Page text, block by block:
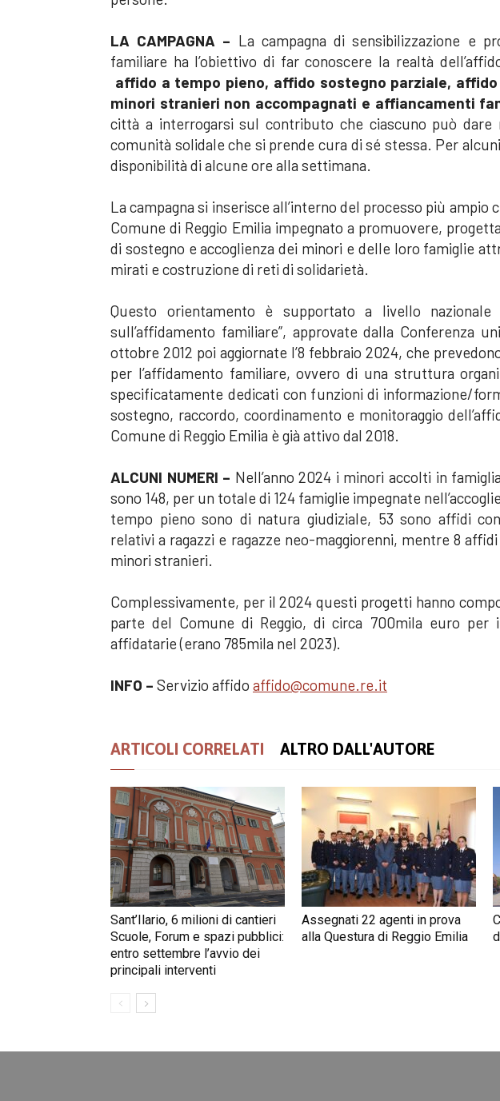
LA CAMPAGNA – La campagna di sensibilizzazione e
familiare ha l’obiettivo di far conoscere la realtà
affido a tempo pieno, affido sostegno parziale,
minori stranieri non accompagnati e affiancamenti
città a interrogarsi sul contributo che ciascuno può dare
comunità solidale che si prende cura di sé stessa. Per
disponibilità di alcune ore alla settimana.
La campagna si inserisce all’interno del processo più ampio
Comune di Reggio Emilia impegnato a promuovere,
di sostegno e accoglienza dei minori e delle loro famiglie
mirati e costruzione di reti di solidarietà.
Questo orientamento è supportato a livello nazionale
sull’affidamento familiare”, approvate dalla Conferenza
ottobre 2012 poi aggiornate l’8 febbraio 2024, che
per l’affidamento familiare, ovvero di una struttura
specificatamente dedicati con funzioni di informazione/
sostegno, raccordo, coordinamento e monitoraggio
Comune di Reggio Emilia è già attivo dal 2018.
ALCUNI NUMERI – Nell’anno 2024 i minori accolti in
sono 148, per un totale di 124 famiglie impegnate
tempo pieno sono di natura giudiziale, 53 sono affidi
relativi a ragazzi e ragazze neo-maggiorenni, mentre 8
minori stranieri.
Complessivamente, per il 2024 questi progetti hanno
parte del Comune di Reggio, di circa 700mila euro per
affidatarie (erano 785mila nel 2023).
INFO – Servizio affido affido@comune.re.it
ARTICOLI CORRELATI ALTRO DALL'AUTORE
Sant’Ilario, 6 milioni di cantieri
Scuole, Forum e spazi pubblici:
entro settembre l’avvio dei
principali interventi
Assegnati 22 agenti in prova
alla Questura di Reggio Emilia